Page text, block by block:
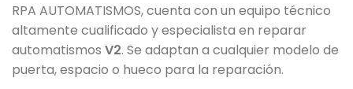
RPA AUTOMATISMOS, cuenta con un equipo técnico
altamente cualificado y especialista en reparar
automatismos V2. Se adaptan a cualquier modelo de
puerta, espacio o hueco para la reparación.